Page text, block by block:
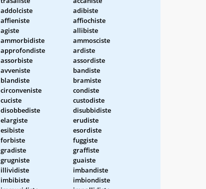
addolciste
adibiste
affieniste
affiochiste
agiste
allibiste
ammorbidiste
ammosciste
approfondiste
ardiste
assorbiste
assordiste
avveniste
bandiste
blandiste
bramiste
circonveniste
condiste
cuciste
custodiste
disobbediste
disubbidiste
elargiste
erudiste
esibiste
esordiste
forbiste
fuggiste
gradiste
graffiste
grugniste
guaiste
illividiste
imbandiste
imbibiste
imbiondiste